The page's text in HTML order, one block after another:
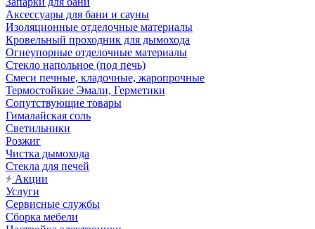
Аксессуары для бани и сауны
Изоляционные отделочные материалы
Кровельный проходник для дымохода
Огнеупорные отделочные материалы
Стекло напольное (под печь)
Смеси печные, кладочные, жаропрочные
Термостойкие Эмали, Герметики
Сопутствующие товары
Гималайская соль
Светильники
Розжиг
Чистка дымохода
Стекла для печей
Акции
Услуги
Сервисные службы
Сборка мебели